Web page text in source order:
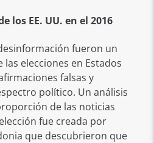
los EE. UU. en el 2016
fueron un
elecciones en Estados
falsas y
político. Un análisis
de las noticias
fue creada por
que descubrieron que